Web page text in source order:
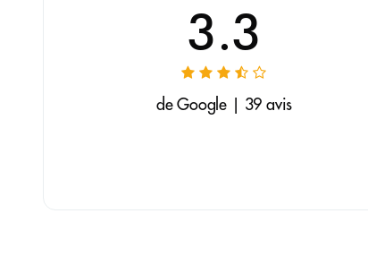
3.3
de Google | 39 avis